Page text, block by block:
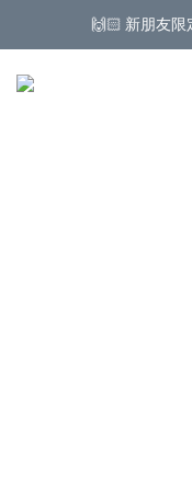
🙌🏻 新朋友限